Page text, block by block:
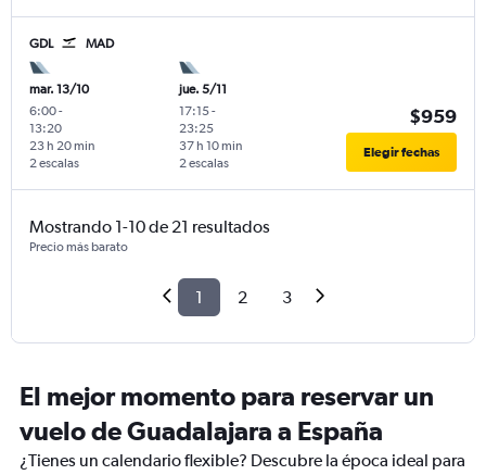
GDL MAD
mar. 13/10
6:00-
13:20
2 escalas
23 h 20 min
jue. 5/11
17:15-
23:25
2 escalas
37 h 10 min
$959
Elegir fechas
Mostrando 1-10 de 21 resultados
Precio más barato
1 2 3
El mejor momento para reservar un
vuelo de Guadalajara a España
¿Tienes un calendario flexible? Descubre la época ideal para